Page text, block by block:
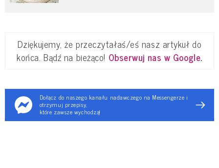
Dziękujemy, że przeczytałaś/eś nasz artykuł do
końca. Bądź na bieżąco! Obserwuj nas w Google.
Dołącz do naszego kanału nadawczego na Messengerze i
otrzymuj przepisy,
które zawsze wychodzą!